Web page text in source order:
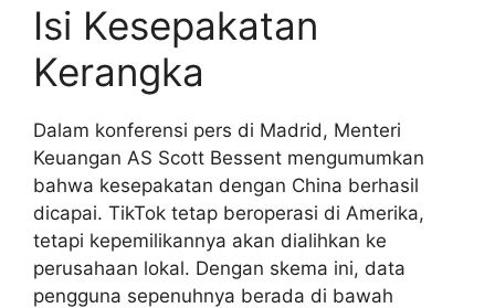
Isi Kesepakatan
Kerangka
Dalam konferensi pers di Madrid, Menteri
Keuangan AS Scott Bessent mengumumkan
bahwa kesepakatan dengan China berhasil
dicapai. TikTok tetap beroperasi di Amerika,
tetapi kepemilikannya akan dialihkan ke
perusahaan lokal. Dengan skema ini, data
pengguna sepenuhnya berada di bawah